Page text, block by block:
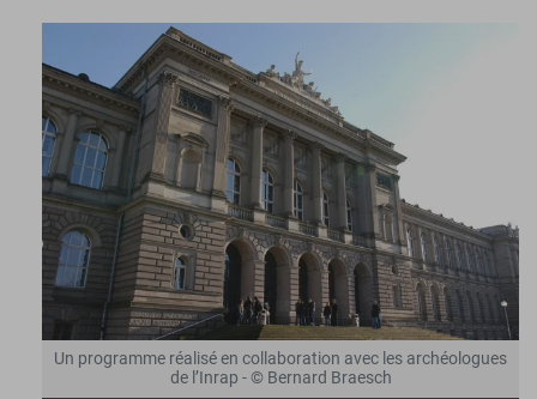
Un programme réalisé en collaboration avec les archéologues
de l’Inrap - © Bernard Braesch